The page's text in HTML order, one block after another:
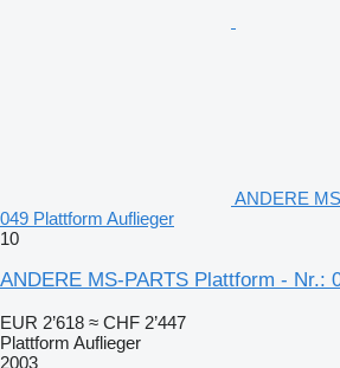
ANDERE
049 Plattform Auflieger
10
ANDERE MS-PARTS Plattform - Nr.:
EUR 2’618 ≈ CHF 2’447
Plattform Auflieger
2003